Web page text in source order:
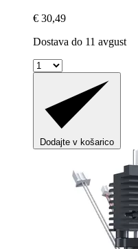
€ 30,49
Dostava do 11 avgust
Dodajte v košarico